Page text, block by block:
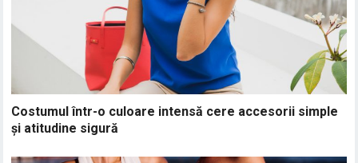
Costumul într-o culoare intensă cere accesorii simple
și atitudine sigură